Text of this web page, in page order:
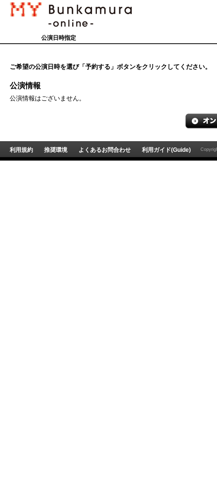
公演日時指定
ご希望の公演日時を選び「予約する」ボタンをクリックしてください。
公演情報
公演情報はございません。
利用規約 推奨環境 よくあるお問合わせ 利用ガイド(Guide)